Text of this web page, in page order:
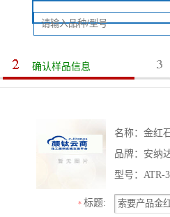
确认样品信息
名称：金红
品牌：安纳
型号：ATR-
* 标题: